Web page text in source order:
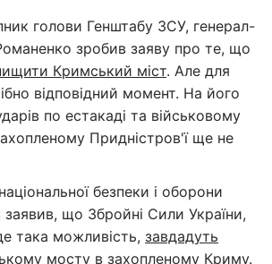
голови Генштабу ЗСУ, генерал-
зробив заяву про те, що
Кримський міст. Але для
відповідний момент. На його
по естакаді та військовому
Придністров'ї ще не
безпеки і оборони
заявив, що Збройні Сили України,
така можливість, завдадуть
мосту в захопленому Криму.